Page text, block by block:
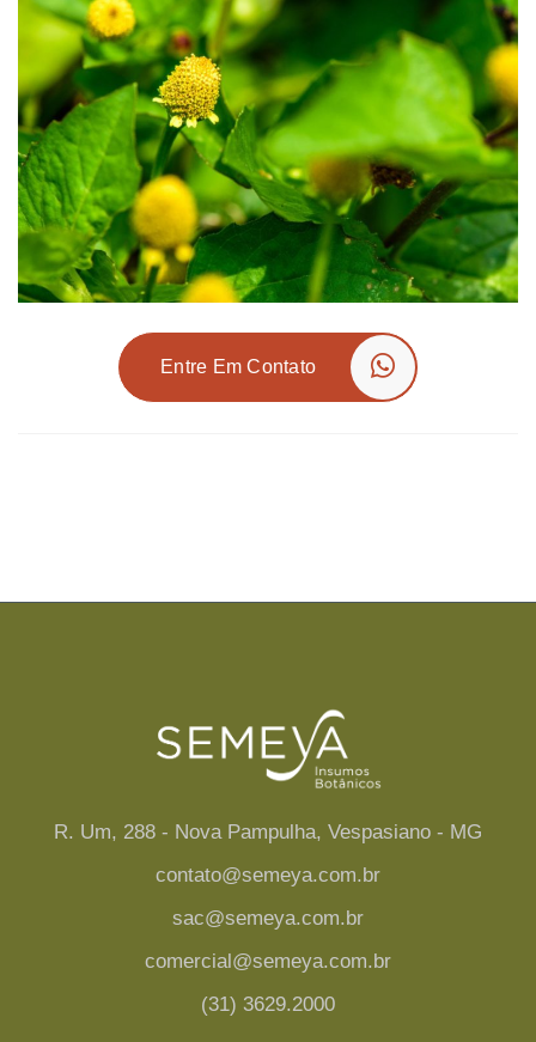
Entre Em Contato
R. Um, 288 - Nova Pampulha, Vespasiano - MG
contato@semeya.com.br
sac@semeya.com.br
comercial@semeya.com.br
(31) 3629.2000